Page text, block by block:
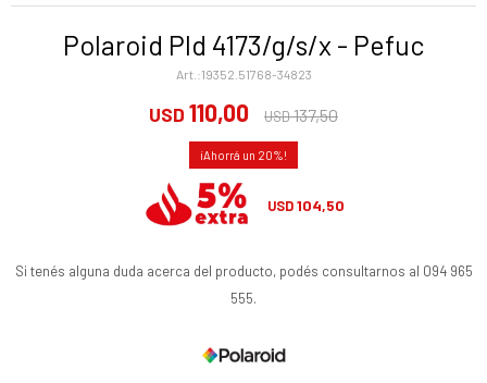
Polaroid Pld 4173/g/s/x - Pefuc
19352.51768-34823
USD 110,00 USD137,50
20
USD104,50
Si tenés alguna duda acerca del producto, podés consultarnos al 094 965
555.